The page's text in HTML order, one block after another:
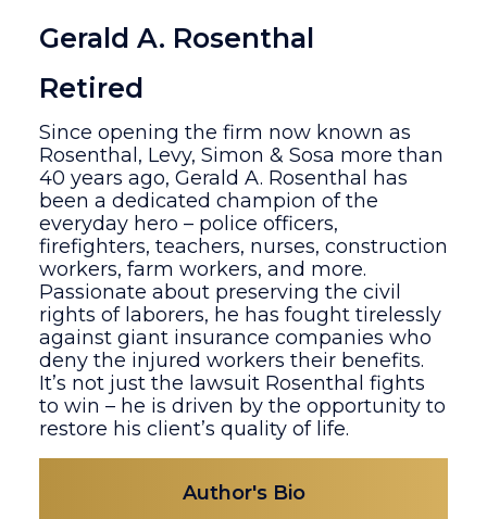
Gerald A. Rosenthal
Retired
Since opening the firm now known as
Rosenthal, Levy, Simon & Sosa more than
40 years ago, Gerald A. Rosenthal has
been a dedicated champion of the
everyday hero – police officers,
firefighters, teachers, nurses, construction
workers, farm workers, and more.
Passionate about preserving the civil
rights of laborers, he has fought tirelessly
against giant insurance companies who
deny the injured workers their benefits.
It’s not just the lawsuit Rosenthal fights
to win – he is driven by the opportunity to
restore his client’s quality of life.
Author's Bio